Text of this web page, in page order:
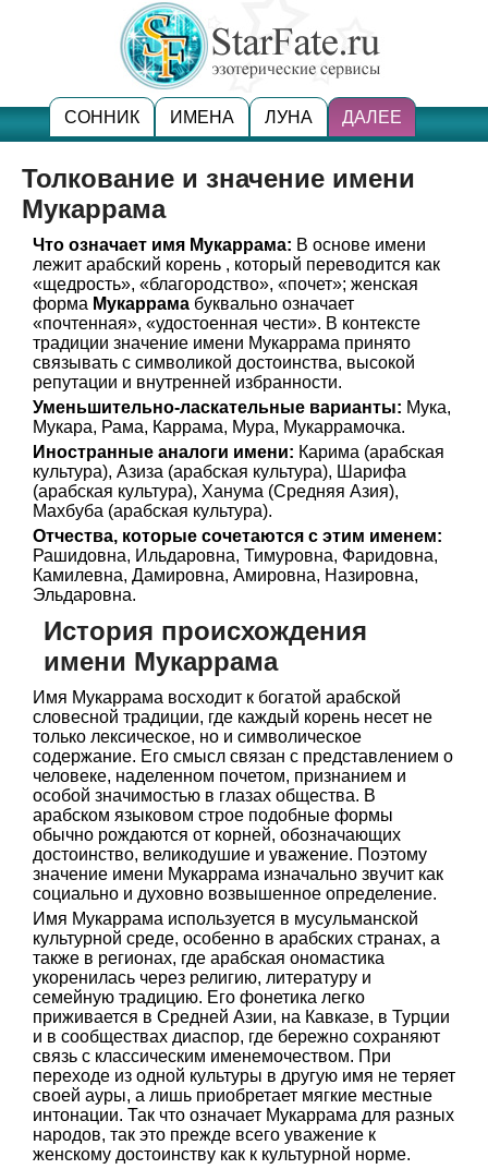
СОННИК ИМЕНА ЛУНА ДАЛЕЕ
Толкование и значение имени
Мукаррама
Что означает имя Мукаррама: В основе имени
лежит арабский корень , который переводится как
«щедрость», «благородство», «почет»; женская
форма Мукаррама буквально означает
«почтенная», «удостоенная чести». В контексте
традиции значение имени Мукаррама принято
связывать с символикой достоинства, высокой
репутации и внутренней избранности.
Уменьшительно-ласкательные варианты: Мука,
Мукара, Рама, Каррама, Мура, Мукаррамочка.
Иностранные аналоги имени: Карима (арабская
культура), Азиза (арабская культура), Шарифа
(арабская культура), Ханума (Средняя Азия),
Махбуба (арабская культура).
Отчества, которые сочетаются с этим именем:
Рашидовна, Ильдаровна, Тимуровна, Фаридовна,
Камилевна, Дамировна, Амировна, Назировна,
Эльдаровна.
История происхождения
имени Мукаррама
Имя Мукаррама восходит к богатой арабской
словесной традиции, где каждый корень несет не
только лексическое, но и символическое
содержание. Его смысл связан с представлением о
человеке, наделенном почетом, признанием и
особой значимостью в глазах общества. В
арабском языковом строе подобные формы
обычно рождаются от корней, обозначающих
достоинство, великодушие и уважение. Поэтому
значение имени Мукаррама изначально звучит как
социально и духовно возвышенное определение.
Имя Мукаррама используется в мусульманской
культурной среде, особенно в арабских странах, а
также в регионах, где арабская ономастика
укоренилась через религию, литературу и
семейную традицию. Его фонетика легко
приживается в Средней Азии, на Кавказе, в Турции
и в сообществах диаспор, где бережно сохраняют
связь с классическим именемочеством. При
переходе из одной культуры в другую имя не теряет
своей ауры, а лишь приобретает мягкие местные
интонации. Так что означает Мукаррама для разных
народов, так это прежде всего уважение к
женскому достоинству как к культурной норме.